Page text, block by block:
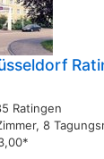
Ratingen
8